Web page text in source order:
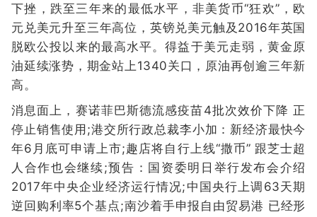
下挫，跌至三年来的最低水平，非美货币“狂欢”，欧
元兑美元升至三年高位，英镑兑美元触及2016年英国
脱欧公投以来的最高水平。得益于美元走弱，黄金原
油延续涨势，期金站上1340关口，原油再创逾三年新
高。
消息面上，赛诺菲巴斯德流感疫苗4批次效价下降 正
停止销售使用;港交所行政总裁李小加：新经济最快今
年6月底可申请上市;趣店将自行上线“撒币” 跟芝士超
人合作也会继续;预告：国资委明日举行发布会介绍
2017年中央企业经济运行情况;中国央行上调63天期
逆回购利率5个基点;南沙着手申报自由贸易港 已经形